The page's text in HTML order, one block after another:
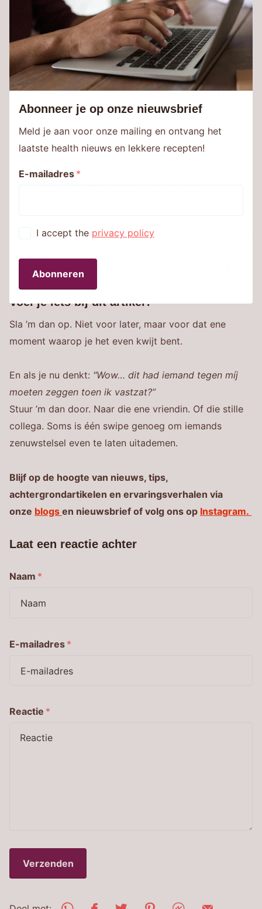
voelt het... niets?
Leg je hand op de plek die het meeste opvalt.
Stel jezelf zacht de vraag: “Wat wil je me
zeggen?”
Adem naar die plek toe.Je hoeft niks op te
Herhaal dit dagelijks. Elke dag vijf minuten waarin je
niet praatoverje lichaam, maarmetje lichaam.
begrijpen.Het begint met voelen. En luisteren. En leren
hoofd nog geen idee heeft wat het allemaal betekent.
Voel je iets bij dit artikel?
Sla ’m dan op. Niet voor later, maar voor dat ene
moment waarop je het even kwijt bent.
En als je nu denkt: "Wow… dit had iemand tegen míj
moeten zeggen toen ik vastzat?”
Stuur ’m dan door. Naar die ene vriendin. Of die stille
collega. Soms is één swipe genoeg om iemands
zenuwstelsel even te laten uitademen.
Blijf op de hoogte van nieuws, tips,
achtergrondartikelen en ervaringsverhalen via
onze blogs en nieuwsbrief of volg ons op Instagram.
Laat een reactie achter
Naam *
E-mailadres *
Reactie *
Verzenden
Abonneer je op onze nieuwsbrief
Meld je aan voor onze mailing en ontvang het
laatste health nieuws en lekkere recepten!
E-mailadres *
I accept the privacy policy
Abonneren